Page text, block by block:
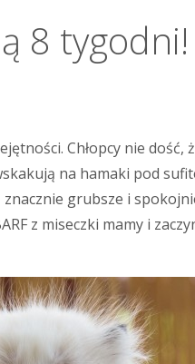
8 tygodni!
Chłopcy nie dość,
na hamaki pod
grubsze i
z miseczki mamy i